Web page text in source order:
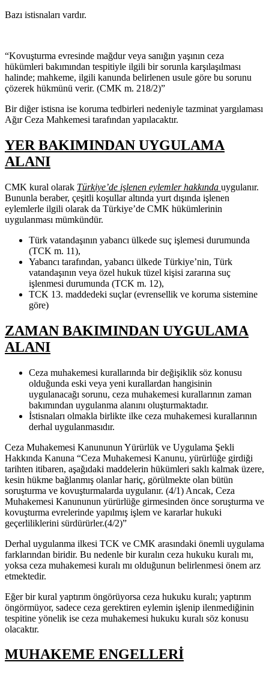
Bazı istisnaları vardır.
“Kovuşturma evresinde mağdur veya sanığın yaşının ceza
hükümleri bakımından tespitiyle ilgili bir sorunla karşılaşılması
halinde; mahkeme, ilgili kanunda belirlenen usule göre bu sorunu
çözerek hükmünü verir. (CMK m. 218/2)”
Bir diğer istisna ise koruma tedbirleri nedeniyle tazminat yargılaması
Ağır Ceza Mahkemesi tarafından yapılacaktır.
YER BAKIMINDAN UYGULAMA
ALANI
CMK kural olarak Türkiye’de işlenen eylemler hakkında uygulanır.
Bununla beraber, çeşitli koşullar altında yurt dışında işlenen
eylemlerle ilgili olarak da Türkiye’de CMK hükümlerinin
uygulanması mümkündür.
Türk vatandaşının yabancı ülkede suç işlemesi durumunda
(TCK m. 11),
Yabancı tarafından, yabancı ülkede Türkiye’nin, Türk
vatandaşının veya özel hukuk tüzel kişisi zararına suç
işlenmesi durumunda (TCK m. 12),
TCK 13. maddedeki suçlar (evrensellik ve koruma sistemine
göre)
ZAMAN BAKIMINDAN UYGULAMA
ALANI
Ceza muhakemesi kurallarında bir değişiklik söz konusu
olduğunda eski veya yeni kurallardan hangisinin
uygulanacağı sorunu, ceza muhakemesi kurallarının zaman
bakımından uygulanma alanını oluşturmaktadır.
İstisnaları olmakla birlikte ilke ceza muhakemesi kurallarının
derhal uygulanmasıdır.
Ceza Muhakemesi Kanununun Yürürlük ve Uygulama Şekli
Hakkında Kanuna “Ceza Muhakemesi Kanunu, yürürlüğe girdiği
tarihten itibaren, aşağıdaki maddelerin hükümleri saklı kalmak üzere,
kesin hükme bağlanmış olanlar hariç, görülmekte olan bütün
soruşturma ve kovuşturmalarda uygulanır. (4/1) Ancak, Ceza
Muhakemesi Kanununun yürürlüğe girmesinden önce soruşturma ve
kovuşturma evrelerinde yapılmış işlem ve kararlar hukuki
geçerliliklerini sürdürürler.(4/2)”
Derhal uygulanma ilkesi TCK ve CMK arasındaki önemli uygulama
farklarından biridir. Bu nedenle bir kuralın ceza hukuku kuralı mı,
yoksa ceza muhakemesi kuralı mı olduğunun belirlenmesi önem arz
etmektedir.
Eğer bir kural yaptırım öngörüyorsa ceza hukuku kuralı; yaptırım
öngörmüyor, sadece ceza gerektiren eylemin işlenip ilenmediğinin
tespitine yönelik ise ceza muhakemesi hukuku kuralı söz konusu
olacaktır.
MUHAKEME ENGELLERİ